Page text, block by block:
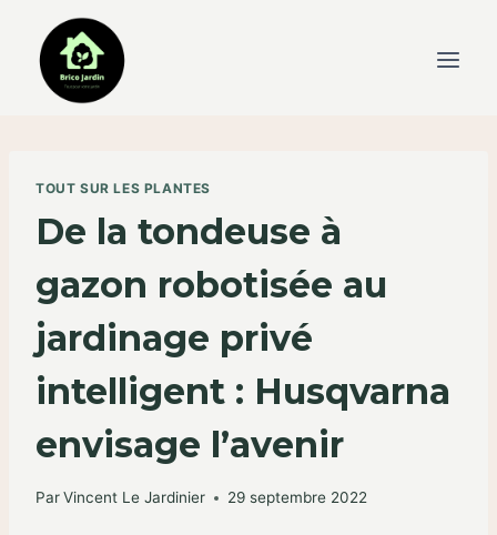
content
TOUT SUR LES PLANTES
De la tondeuse à
gazon robotisée au
jardinage privé
intelligent : Husqvarna
envisage l’avenir
ParVincent Le Jardinier 29 septembre 2022